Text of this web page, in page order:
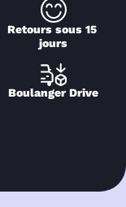
Retours sous 15
jours
Boulanger Drive